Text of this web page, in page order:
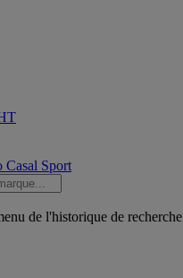
de l'historique de recherche